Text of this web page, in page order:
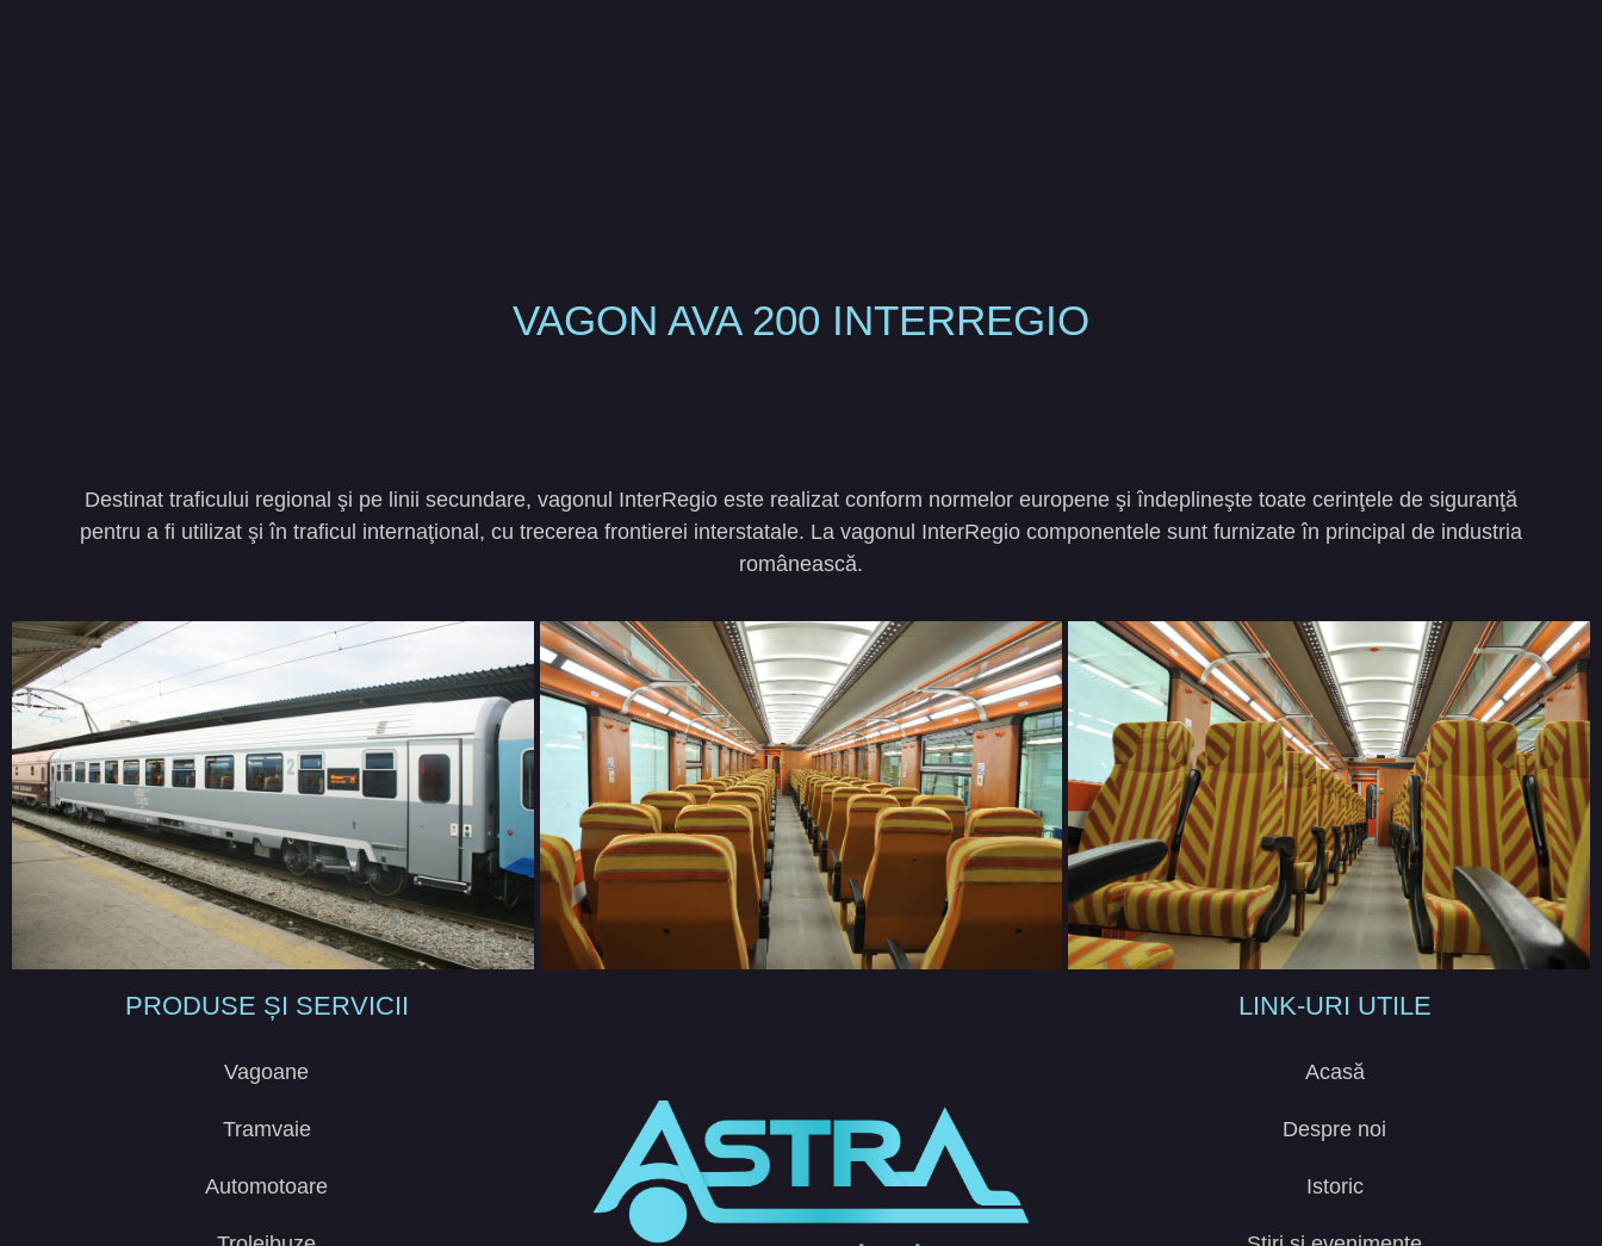
VAGON AVA 200 INTERREGIO
Destinat traficului regional şi pe linii secundare, vagonul InterRegio este realizat conform normelor europene şi îndeplineşte toate cerinţele de siguranţă
pentru a fi utilizat şi în traficul internaţional, cu trecerea frontierei interstatale. La vagonul InterRegio componentele sunt furnizate în principal de industria
românească.
PRODUSE ȘI SERVICII
Vagoane
Tramvaie
Automotoare
LINK-URI UTILE
Acasă
Despre noi
Istoric